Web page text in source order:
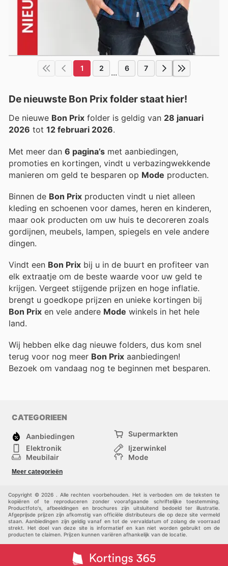
1 2 ... 6 7
De nieuwste Bon Prix folder staat hier!
De nieuwe Bon Prix folder is geldig van 28 januari
2026 tot 12 februari 2026.
Met meer dan 6 pagina’s met aanbiedingen,
promoties en kortingen, vindt u verbazingwekkende
manieren om geld te besparen op Mode producten.
Binnen de Bon Prix producten vindt u niet alleen
kleding en schoenen voor dames, heren en kinderen,
maar ook producten om uw huis te decoreren zoals
gordijnen, meubels, lampen, spiegels en vele andere
dingen.
Vindt een Bon Prix bij u in de buurt en profiteer van
elk extraatje om de beste waarde voor uw geld te
krijgen. Vergeet stijgende prijzen en hoge inflatie.
brengt u goedkope prijzen en unieke kortingen bij
Bon Prix en vele andere Mode winkels in het hele
land.
Wij hebben elke dag nieuwe folders, dus kom snel
terug voor nog meer Bon Prix aanbiedingen!
Bezoek om vandaag nog te beginnen met besparen.
CATEGORIEEN
Aanbiedingen
Supermarkten
Elektronik
Ijzerwinkel
Meubilair
Mode
Schoonheid
Meer categorieën
Copyright © 2026 . Alle rechten voorbehouden. Het is verboden om de teksten te
kopiëren of te reproduceren zonder voorafgaande schriftelijke toestemming.
Productfoto's, afbeeldingen en brochures zijn uitsluitend bedoeld ter illustratie.
Afgeprijsde prijzen zijn afkomstig van officiële distributeurs die op deze site vermeld
staan. Aanbiedingen zijn geldig vanaf en tot de vervaldatum of zolang de voorraad
strekt. Het doel van deze site is informatief en kan niet worden gebruikt om de
producten te claimen. Prijzen kunnen variëren afhankelijk van de locatie.